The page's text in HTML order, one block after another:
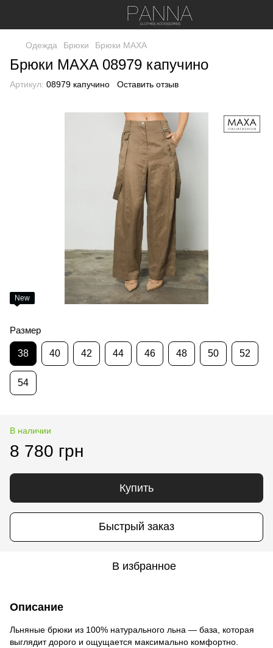
Одежда Брюки Брюки МАХА
Брюки MAXA 08979 капучино
Артикул: 08979 капучино Оставить отзыв
New
Размер
38 40 42 44 46 48 50 52
54
В наличии
8 780 грн
Купить
Быстрый заказ
В избранное
Описание
Льняные брюки из 100% натурального льна — база, которая
выглядит дорого и ощущается максимально комфортно.